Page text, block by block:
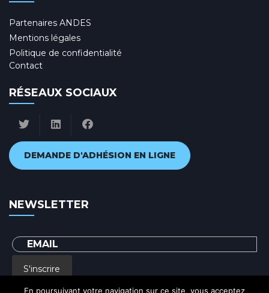
Partenaires ANDES
Mentions légales
Politique de confidentialité
Contact
RÉSEAUX SOCIAUX
DEMANDE D'ADHÉSION EN LIGNE
NEWSLETTER
S'inscrire
En poursuivant votre navigation sur ce site, vous acceptez